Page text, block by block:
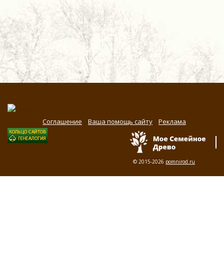
Соглашение Ваша помощь сайту Реклама
© 2015-2026 pomnirod.ru